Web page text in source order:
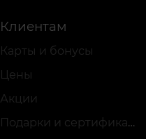
Клиентам
Карты и бонусы
Цены
Акции
Подарки и сертификаты